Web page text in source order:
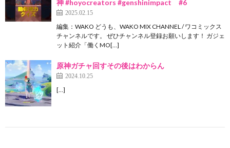
神 #hoyocreators #genshinimpact #6
2025.02.15
編集：WAKO どうも、WAKO MIX CHANNEL / ワコミックス
チャンネルです。 ぜひチャンネル登録お願いします！ ガジェ
ット紹介「働くMO[…]
原神ガチャ回すその後はわからん
2024.10.25
[…]